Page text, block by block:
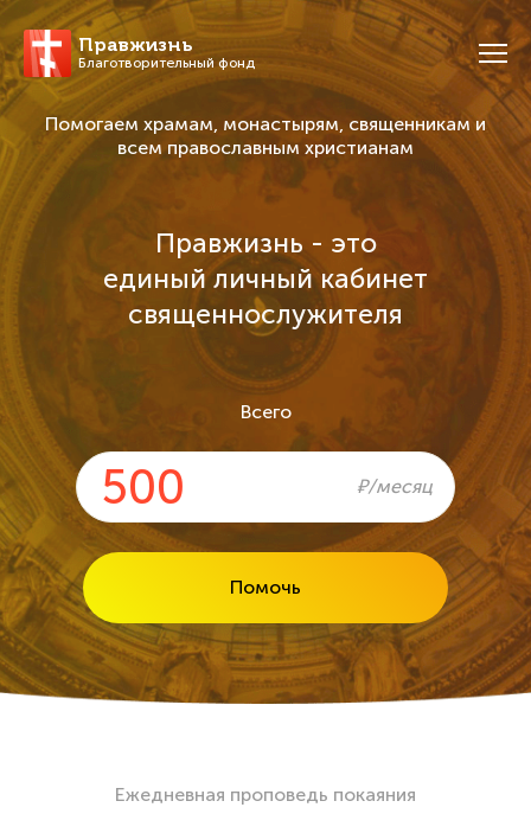
Правжизнь
Благотворительный фонд
Помогаем храмам, монастырям, священникам и
всем православным христианам
Правжизнь - это
единый личный кабинет
священнослужителя
Всего
₽/месяц
Помочь
Ежедневная проповедь покаяния